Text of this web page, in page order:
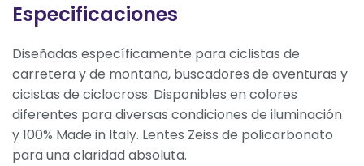
Especificaciones
Diseñadas específicamente para ciclistas de
carretera y de montaña, buscadores de aventuras y
cicistas de ciclocross. Disponibles en colores
diferentes para diversas condiciones de iluminación
y 100% Made in Italy. Lentes Zeiss de policarbonato
para una claridad absoluta.